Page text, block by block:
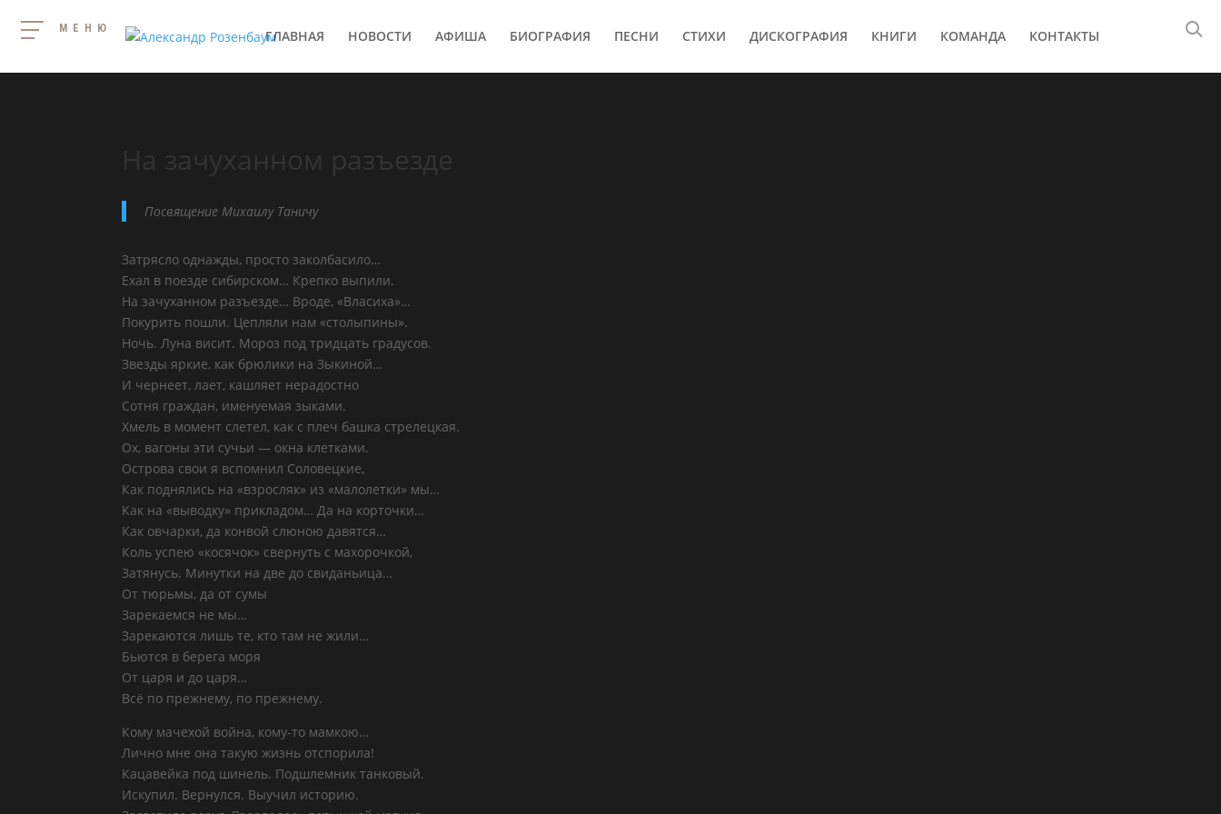
ГЛАВНАЯ НОВОСТИ АФИША БИОГРАФИЯ ПЕСНИ СТИХИ ДИСКОГРАФИЯ КНИГИ КОМАНДА КОНТАКТЫ
На зачуханном разъезде
Посвящение Михаилу Таничу
Затрясло однажды, просто заколбасило…
Ехал в поезде сибирском… Крепко выпили.
На зачуханном разъезде… Вроде, «Власиха»…
Покурить пошли. Цепляли нам «столыпины».
Ночь. Луна висит. Мороз под тридцать градусов.
Звезды яркие, как брюлики на Зыкиной…
И чернеет, лает, кашляет нерадостно
Сотня граждан, именуемая зыками.
Хмель в момент слетел, как с плеч башка стрелецкая.
Ох, вагоны эти сучьи — окна клетками.
Острова свои я вспомнил Соловецкие,
Как поднялись на «взросляк» из «малолетки» мы…
Как на «выводку» прикладом… Да на корточки…
Как овчарки, да конвой слюною давятся…
Коль успею «косячок» свернуть с махорочкой,
Затянусь. Минутки на две до свиданьица…
От тюрьмы, да от сумы
Зарекаемся не мы…
Зарекаются лишь те, кто там не жили…
Бьются в берега моря
От царя и до царя…
Всё по прежнему, по прежнему.
Кому мачехой война, кому-то мамкою…
Лично мне она такую жизнь отспорила!
Кацавейка под шинель. Подшлемник танковый.
Искупил. Вернулся. Выучил историю.
МЕНЮ